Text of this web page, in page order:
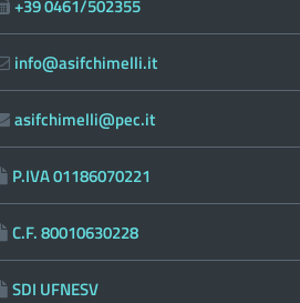
+39 0461/502355
info@asifchimelli.it
asifchimelli@pec.it
P.IVA 01186070221
C.F. 80010630228
SDI UFNESV